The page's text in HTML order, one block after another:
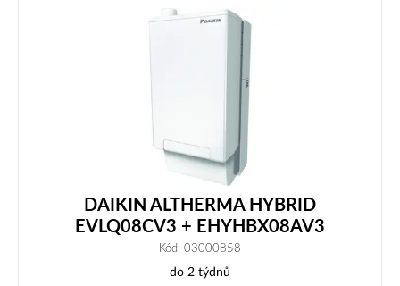
DAIKIN ALTHERMA HYBRID
EVLQ08CV3 + EHYHBX08AV3
Kód: 03000858
do 2 týdnů